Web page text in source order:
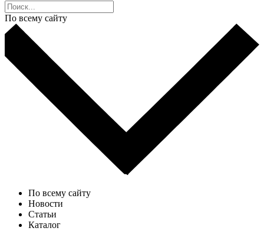
По всему сайту
По всему сайту
Новости
Статьи
Каталог